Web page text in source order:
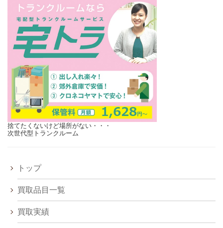
捨てたくないけど場所がない・・・
次世代型トランクルーム
トップ
買取品目一覧
買取実績